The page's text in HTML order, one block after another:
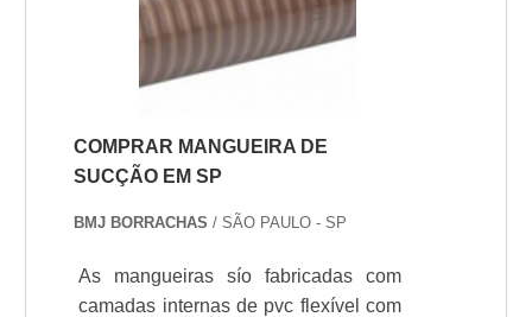
conversor.Modelos disponiveis do
conversorCada tipo de conversor é
COMPRAR MANGUEIRA DE
SUCÇÃO EM SP
BMJ BORRACHAS / SÃO PAULO - SP
As mangueiras sío fabricadas com
camadas internas de pvc flexível com